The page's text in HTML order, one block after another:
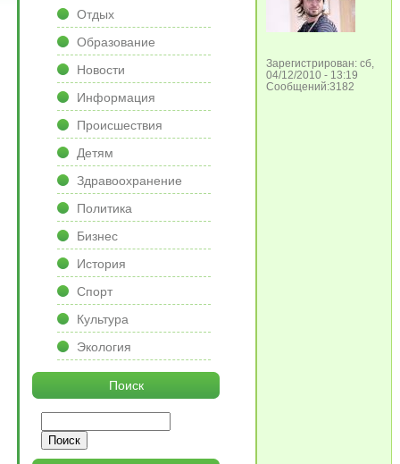
Зарегистрирован: сб,
04/12/2010 - 13:19
Сообщений:3182
Отдых
Образование
Новости
Информация
Происшествия
Детям
Здравоохранение
Политика
Бизнес
История
Спорт
Культура
Экология
Поиск